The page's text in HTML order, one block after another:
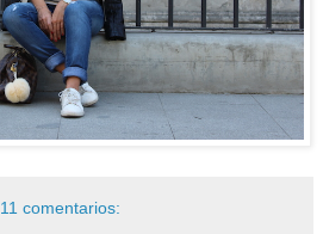
11 comentarios: